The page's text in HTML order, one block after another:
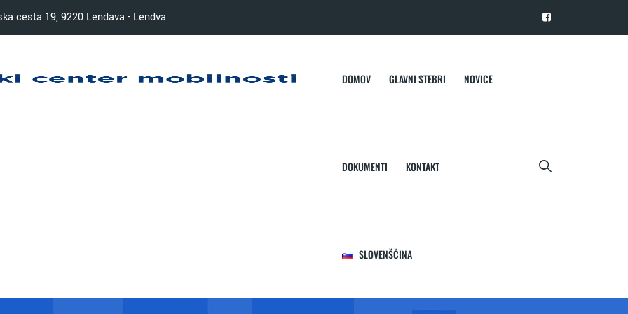
cesta 19, 9220 Lendava - Lendva
DOMOV GLAVNI STEBRI NOVICE
DOKUMENTI KONTAKT
SLOVENŠČINA